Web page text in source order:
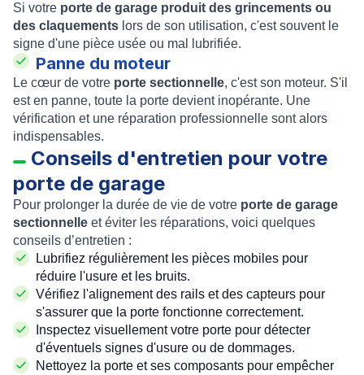
Si votre porte de garage produit des grincements ou
des claquements lors de son utilisation, c'est souvent le
signe d'une pièce usée ou mal lubrifiée.
Panne du moteur
Le cœur de votre porte sectionnelle, c'est son moteur. S'il
est en panne, toute la porte devient inopérante. Une
vérification et une réparation professionnelle sont alors
indispensables.
Conseils d'entretien pour votre
porte de garage
Pour prolonger la durée de vie de votre porte de garage
sectionnelle et éviter les réparations, voici quelques
conseils d’entretien :
Lubrifiez régulièrement les pièces mobiles pour
réduire l'usure et les bruits.
Vérifiez l'alignement des rails et des capteurs pour
s'assurer que la porte fonctionne correctement.
Inspectez visuellement votre porte pour détecter
d'éventuels signes d'usure ou de dommages.
Nettoyez la porte et ses composants pour empêcher